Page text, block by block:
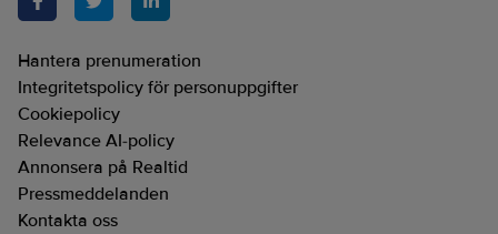
Hantera prenumeration
Integritetspolicy för personuppgifter
Cookiepolicy
Relevance AI-policy
Annonsera på Realtid
Pressmeddelanden
Kontakta oss